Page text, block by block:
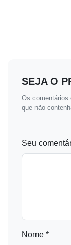
SEJA O
Os comentários
que não
Seu
Nome *